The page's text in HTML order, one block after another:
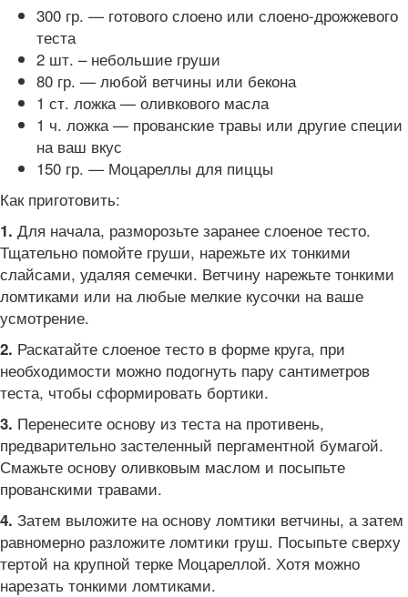
300 гр. — готового слоено или слоено-дрожжевого
теста
2 шт. – небольшие груши
80 гр. — любой ветчины или бекона
1 ст. ложка — оливкового масла
1 ч. ложка — прованские травы или другие специи
на ваш вкус
150 гр. — Моцареллы для пиццы
Как приготовить:
1. Для начала, разморозьте заранее слоеное тесто.
Тщательно помойте груши, нарежьте их тонкими
слайсами, удаляя семечки. Ветчину нарежьте тонкими
ломтиками или на любые мелкие кусочки на ваше
усмотрение.
2. Раскатайте слоеное тесто в форме круга, при
необходимости можно подогнуть пару сантиметров
теста, чтобы сформировать бортики.
3. Перенесите основу из теста на противень,
предварительно застеленный пергаментной бумагой.
Смажьте основу оливковым маслом и посыпьте
прованскими травами.
4. Затем выложите на основу ломтики ветчины, а затем
равномерно разложите ломтики груш. Посыпьте сверху
тертой на крупной терке Моцареллой. Хотя можно
нарезать тонкими ломтиками.